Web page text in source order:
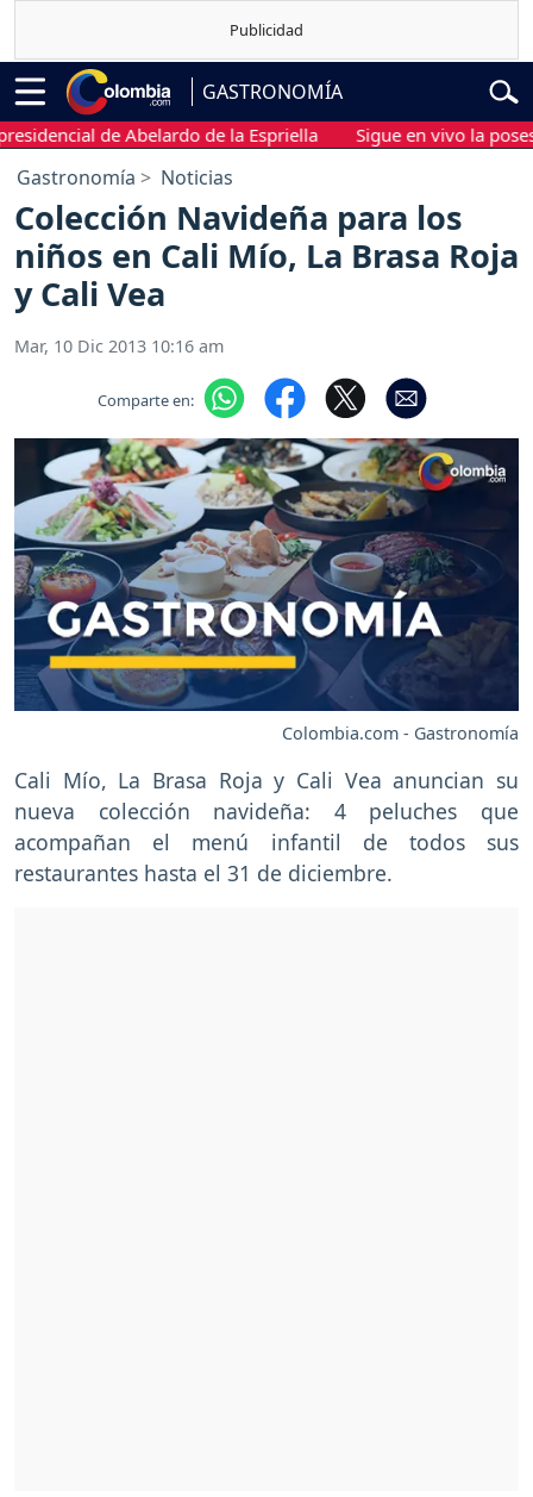
GASTRONOMÍA
de Abelardo de la Espriella Sigue en vivo la
Gastronomía Noticias
Colección Navideña para los
niños en Cali Mío, La Brasa Roja
y Cali Vea
Mar, 10 Dic 2013 10:16 am
Comparte en:
Colombia.com - Gastronomía
Cali Mío, La Brasa Roja y Cali Vea anuncian su
nueva colección navideña: 4 peluches que
acompañan el menú infantil de todos sus
restaurantes hasta el 31 de diciembre.